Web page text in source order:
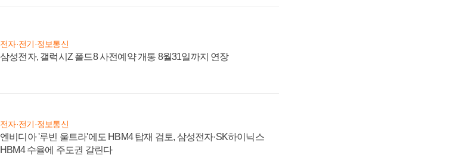
전자·전기·정보통신
삼성전자, 갤럭시Z 폴드8 사전예약 개통 8월31일까지 연장
전자·전기·정보통신
엔비디아 '루빈 울트라'에도 HBM4 탑재 검토, 삼성전자·SK하이닉스
HBM4 수율에 주도권 갈린다